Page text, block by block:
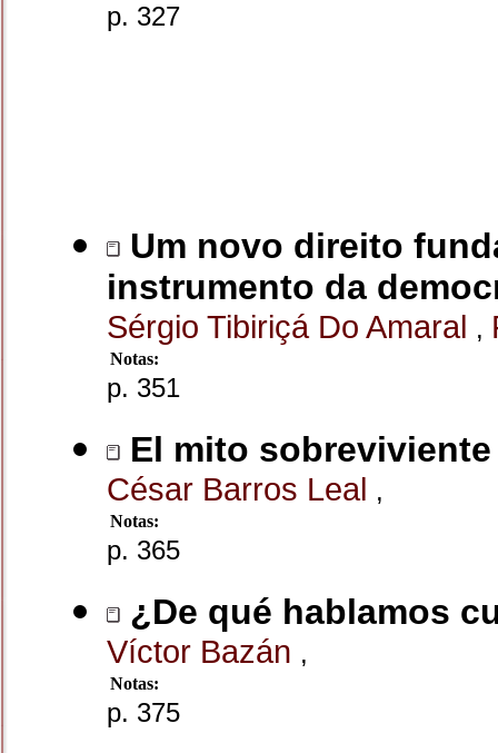
p. 327
Um novo direito
instrumento da
Sérgio Tibiriçá Do Amaral ,
Notas:
p. 351
El mito
César Barros Leal ,
Notas:
p. 365
¿De qué hablamos
Víctor Bazán ,
Notas:
p. 375